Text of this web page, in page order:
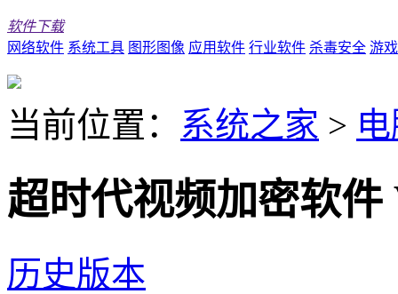
软件下载
网络软件 系统工具 图形图像 应用软件 行业软件 杀毒安全 游
当前位置： 系统之家 >
超时代视频加密软件
历史版本